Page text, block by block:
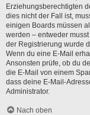
Erziehungsberechtigten
dies nicht der Fall ist,
einigen Boards müssen
werden – entweder
der Registrierung wurde
Wenn du eine E-Mail
Ansonsten prüfe, ob du
die E-Mail von einem
dass deine E-Mail-
Administrator.
Nach oben